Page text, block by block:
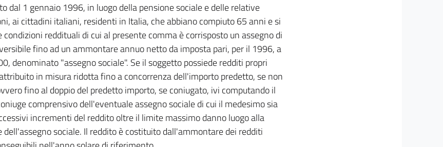
dal 1 gennaio 1996, in luogo della pensione sociale e delle relative
ai cittadini italiani, residenti in Italia, che abbiano compiuto 65 anni e si
reddituali di cui al presente comma è corrisposto un assegno di
fino ad un ammontare annuo netto da imposta pari, per il 1996, a
denominato "assegno sociale". Se il soggetto possiede redditi propri
in misura ridotta fino a concorrenza dell'importo predetto, se non
fino al doppio del predetto importo, se coniugato, ivi computando il
comprensivo dell'eventuale assegno sociale di cui il medesimo sia
incrementi del reddito oltre il limite massimo danno luogo alla
dell'assegno sociale. Il reddito è costituito dall'ammontare dei redditi